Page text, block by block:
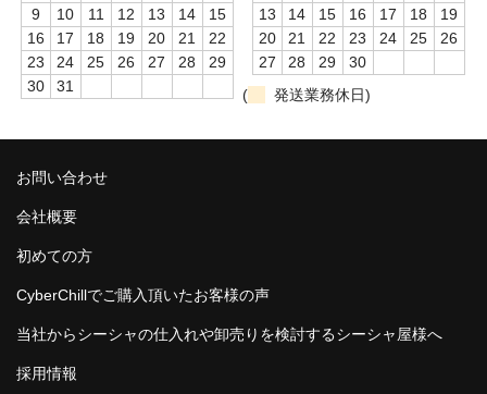
storz-bickel
DOTMOD
Dynavap本体
Dynavapパーツ
IH
グラインダー
9
10 11 12 13 14
15
16
17 18 19 20 21
22
23
24 25 26 27 28
29
30
31
13
14 15 16 17 18
19
20
21 22 23 24 25
26
27
28 29
30
(
発送業務休日)
お問い合わせ
会社概要
初めての方
CyberChillでご購入頂いたお客様の声
当社からシーシャの仕入れや卸売りを検討するシーシャ屋様へ
採用情報